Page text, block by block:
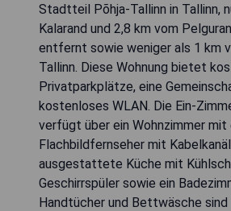
Stadtteil Põhja-Tallinn in Tallinn,
Kalarand und 2,8 km vom
entfernt sowie weniger als 1 km
Tallinn. Diese Wohnung bietet
Privatparkplätze, eine
kostenloses WLAN. Die Ein-
verfügt über ein Wohnzimmer mit
Flachbildfernseher mit
ausgestattete Küche mit
Geschirrspüler sowie ein
Handtücher und Bettwäsche sind